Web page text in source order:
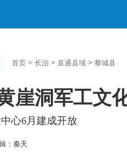
首页 > 长治 > 直通县域 > 黎城县
崖洞军工文
心6月建成开放
：秦天